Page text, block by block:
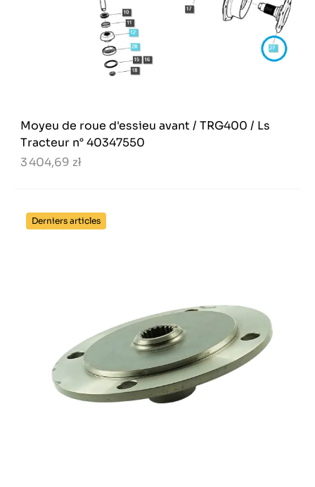
Moyeu de roue d'essieu avant / TRG400 / Ls
Tracteur n° 40347550
3 404,69 zł
Derniers articles